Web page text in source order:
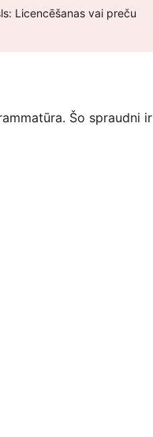
Licencēšanas vai preču
Šo spraudni ir